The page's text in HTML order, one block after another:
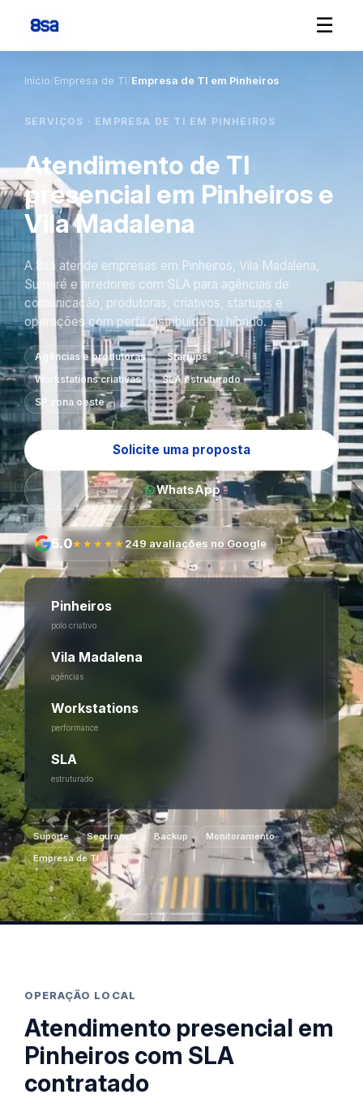
☰
Início/Empresa de TI/Empresa de TI em Pinheiros
SERVIÇOS · EMPRESA DE TI EM PINHEIROS
Atendimento de TI
presencial em Pinheiros e
Vila Madalena
A 8sa atende empresas em Pinheiros, Vila Madalena,
Sumaré e arredores com SLA para agências de
comunicação, produtoras, criativos, startups e
operações com perfil distribuído ou híbrido.
Agências e produtoras
Startups
Workstations criativas
SLA estruturado
SP zona oeste
Solicite uma proposta
WhatsApp
5.0★★★★★249 avaliações no Google
Pinheiros
polo criativo
Vila Madalena
agências
Workstations
performance
SLA
estruturado
Suporte Segurança Backup
Monitoramento
Empresa de TI
OPERAÇÃO LOCAL
Atendimento presencial em
Pinheiros com SLA
contratado